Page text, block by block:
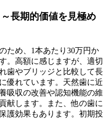
長期的価値を見極め
ため、1本あたり30万円か
。高額に感じますが、適切
歯やブリッジと比較して長
優れています。天然歯に近
吸収の改善や認知機能の維
献します。また、他の歯に
護効果もあります。初期投